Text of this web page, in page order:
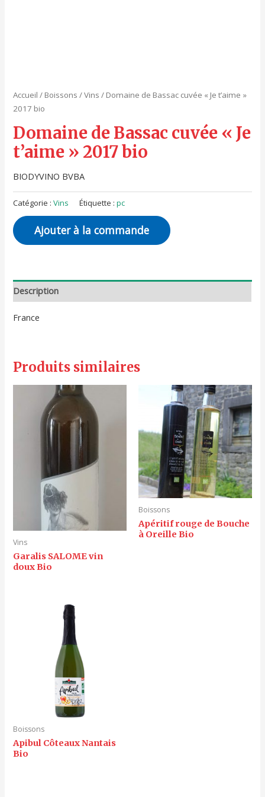
Accueil / Boissons /Vins / Domaine de Bassac cuvée « Je t’aime »
2017 bio
Domaine de Bassac cuvée « Je
t’aime » 2017 bio
BIODYVINO BVBA
Catégorie :Vins Étiquette :pc
Ajouter à la commande
Description
France
Produits similaires
Vins
Garalis SALOME vin
doux Bio
Boissons
Apéritif rouge de Bouche
à Oreille Bio
Boissons
Apibul Côteaux Nantais
Bio